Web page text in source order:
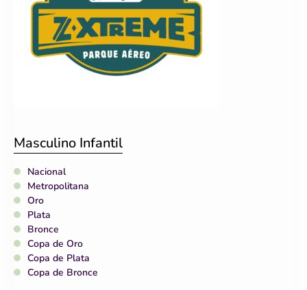
Masculino Infantil
Nacional
Metropolitana
Oro
Plata
Bronce
Copa de Oro
Copa de Plata
Copa de Bronce